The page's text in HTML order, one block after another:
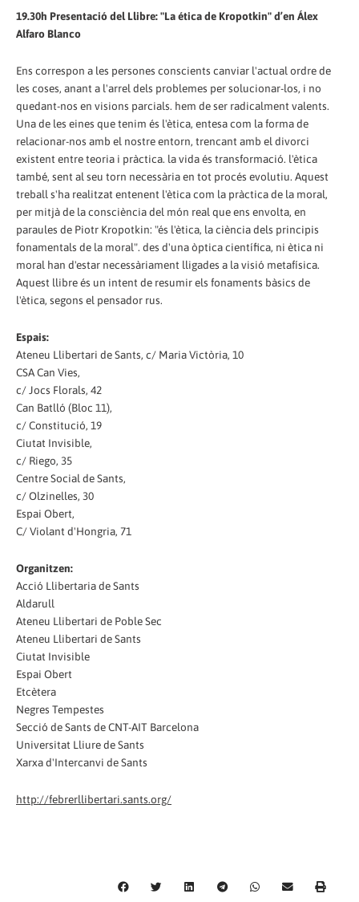
19.30h Presentació del Llibre: "La ética de Kropotkin" d’en Álex
Alfaro Blanco
Ens correspon a les persones conscients canviar l'actual ordre de
les coses, anant a l'arrel dels problemes per solucionar-los, i no
quedant-nos en visions parcials. hem de ser radicalment valents.
Una de les eines que tenim és l'ètica, entesa com la forma de
relacionar-nos amb el nostre entorn, trencant amb el divorci
existent entre teoria i pràctica. la vida és transformació. l'ètica
també, sent al seu torn necessària en tot procés evolutiu. Aquest
treball s'ha realitzat entenent l'ètica com la pràctica de la moral,
per mitjà de la consciència del món real que ens envolta, en
paraules de Piotr Kropotkin: "és l'ètica, la ciència dels principis
fonamentals de la moral". des d'una òptica científica, ni ètica ni
moral han d'estar necessàriament lligades a la visió metafísica.
Aquest llibre és un intent de resumir els fonaments bàsics de
l'ètica, segons el pensador rus.
Espais:
Ateneu Llibertari de Sants, c/ Maria Victòria, 10
CSA Can Vies,
c/ Jocs Florals, 42
Can Batlló (Bloc 11),
c/ Constitució, 19
Ciutat Invisible,
c/ Riego, 35
Centre Social de Sants,
c/ Olzinelles, 30
Espai Obert,
C/ Violant d'Hongria, 71
Organitzen:
Acció Llibertaria de Sants
Aldarull
Ateneu Llibertari de Poble Sec
Ateneu Llibertari de Sants
Ciutat Invisible
Espai Obert
Etcètera
Negres Tempestes
Secció de Sants de CNT-AIT Barcelona
Universitat Lliure de Sants
Xarxa d'Intercanvi de Sants
http://febrerllibertari.sants.org/